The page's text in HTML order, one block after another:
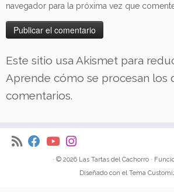
navegador para la próxima vez que
Este sitio usa Akismet para
Aprende cómo se procesan los
comentarios.
· © 2026 Las Tartas del Cachorro ·
Diseñado con elTema